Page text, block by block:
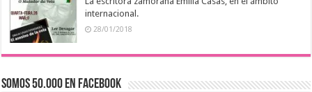
internacional.
28/01/2018
Somos 50.000 en Facebook